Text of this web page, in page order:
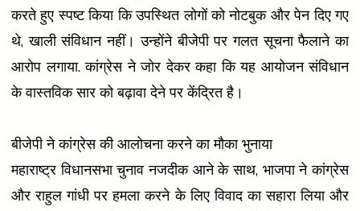
करते हुए स्पष्ट किया कि उपस्थित लोगों को नोटबुक और पेन दिए गए
थे, खाली संविधान नहीं। उन्होंने बीजेपी पर गलत सूचना फैलाने का
आरोप लगाया. कांग्रेस ने जोर देकर कहा कि यह आयोजन संविधान
के वास्तविक सार को बढ़ावा देने पर केंद्रित है।
बीजेपी ने कांग्रेस की आलोचना करने का मौका भुनाया
महाराष्ट्र विधानसभा चुनाव नजदीक आने के साथ, भाजपा ने कांग्रेस
और राहुल गांधी पर हमला करने के लिए विवाद का सहारा लिया और